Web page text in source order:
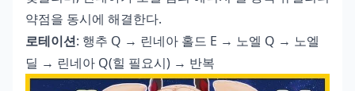
약점을 동시에 해결한다.
로테이션: 행추 Q → 린네아 홀드 E → 노엘 Q → 노엘
딜 → 린네아 Q(힐 필요시) → 반복